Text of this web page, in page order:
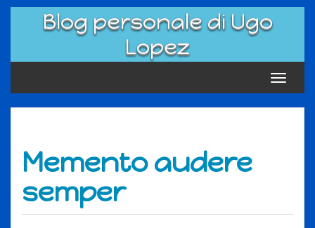
Skip
Blog personale di Ugo
Lopez
Toggle
Memento audere
semper